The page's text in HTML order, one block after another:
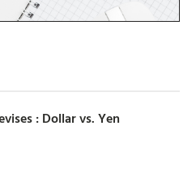
: Dollar vs. Yen